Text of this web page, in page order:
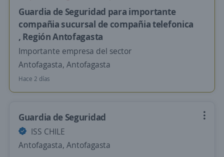
Guardia de Seguridad para importante
compañia sucursal de compañia telefonica
, Región Antofagasta
Importante empresa del sector
Antofagasta, Antofagasta
Hace 2 días
Guardia de Seguridad
ISS CHILE
Antofagasta, Antofagasta